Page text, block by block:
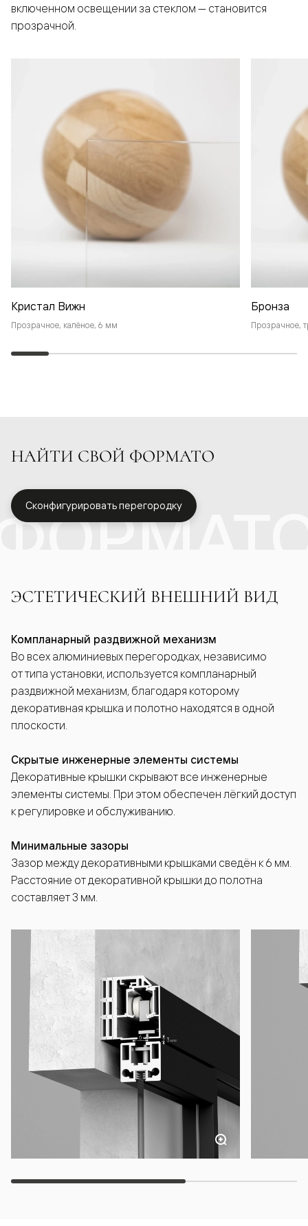
включенном освещении за стеклом — становится
прозрачной.
Кристал Вижн
Прозрачное, калёное, 6 мм
Бронза
Прозрачное,
НАЙТИ СВОЙ ФОРМАТО
Сконфигурировать перегородку
ЭСТЕТИЧЕСКИЙ ВНЕШНИЙ ВИД
Компланарный раздвижной механизм
Во всех алюминиевых перегородках, независимо
от типа установки, используется компланарный
раздвижной механизм, благодаря которому
декоративная крышка и полотно находятся в одной
плоскости.
Скрытые инженерные элементы системы
Декоративные крышки скрывают все инженерные
элементы системы. При этом обеспечен лёгкий доступ
к регулировке и обслуживанию.
Минимальные зазоры
Зазор между декоративными крышками сведён к 6 мм.
Расстояние от декоративной крышки до полотна
составляет 3 мм.